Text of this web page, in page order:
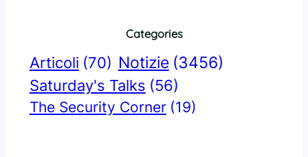
Categories
Articoli (70) Notizie (3456)
Saturday's Talks (56)
The Security Corner (19)